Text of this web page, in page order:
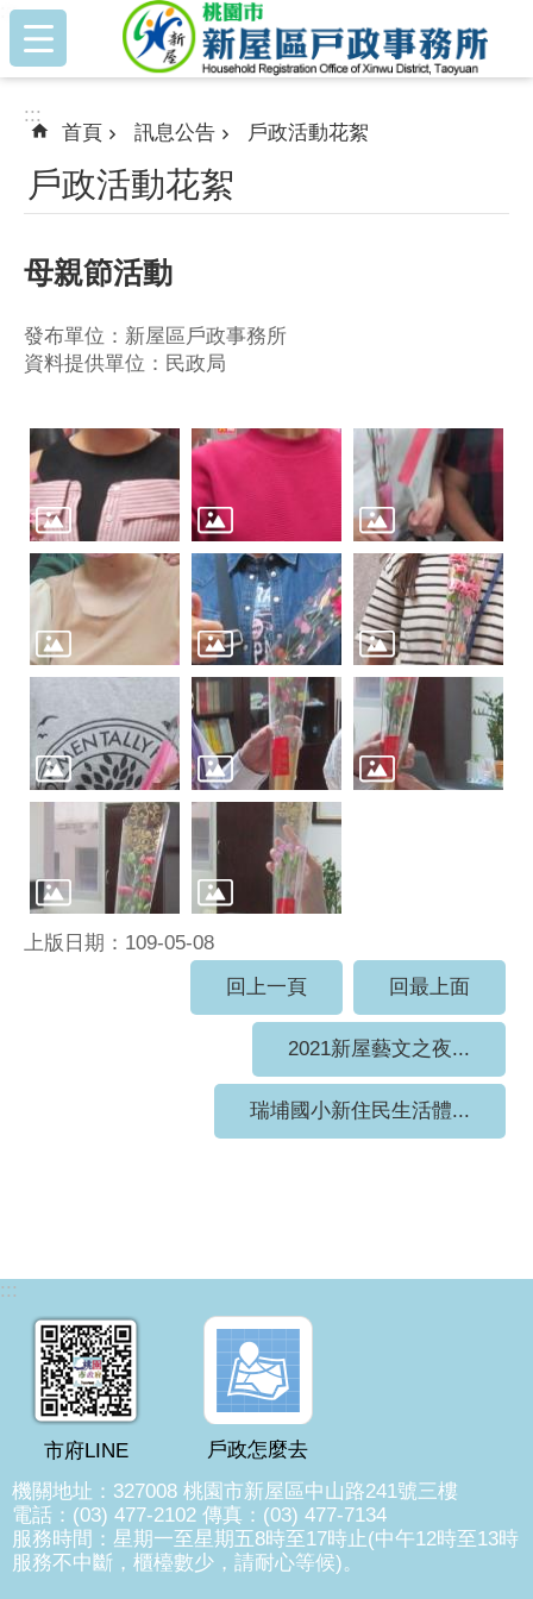
跳到主要內容區塊
:::
:::
首頁 訊息公告 戶政活動花絮
戶政活動花絮
母親節活動
發布單位：新屋區戶政事務所
資料提供單位：民政局
上版日期：109-05-08
回上一頁
回最上面
2021新屋藝文之夜...
瑞埔國小新住民生活體...
:::
市府LINE
戶政怎麼去
機關地址：327008 桃園市新屋區中山路241號三樓
電話：(03) 477-2102 傳真：(03) 477-7134
服務時間：星期一至星期五8時至17時止(中午12時至13時
服務不中斷，櫃檯數少，請耐心等候)。